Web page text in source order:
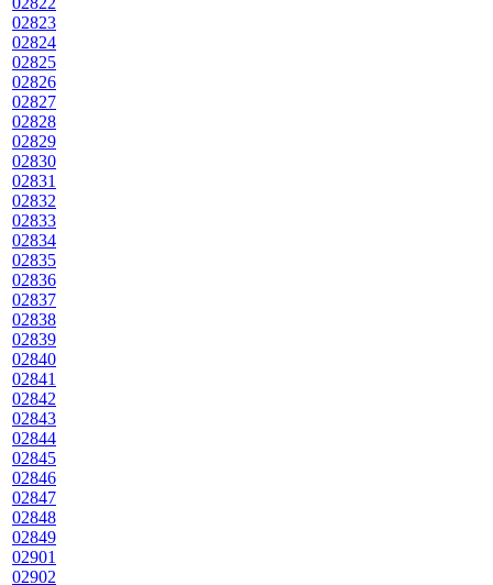
02823
02824
02825
02826
02827
02828
02829
02830
02831
02832
02833
02834
02835
02836
02837
02838
02839
02840
02841
02842
02843
02844
02845
02846
02847
02848
02849
02901
02902